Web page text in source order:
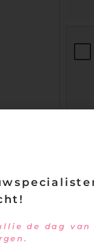
de dag van